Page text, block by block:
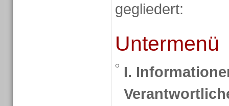
gegliedert:
Untermenü
I.